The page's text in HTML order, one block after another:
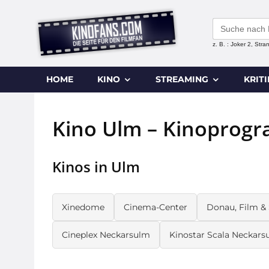
Search
for:
z. B. : Joker 2,
HOME KINO STREAMING
Kino Ulm –
Kinos in Ulm
Xinedome Cinema-Center Donau, Film &
Cineplex Neckarsulm Kinostar Scala